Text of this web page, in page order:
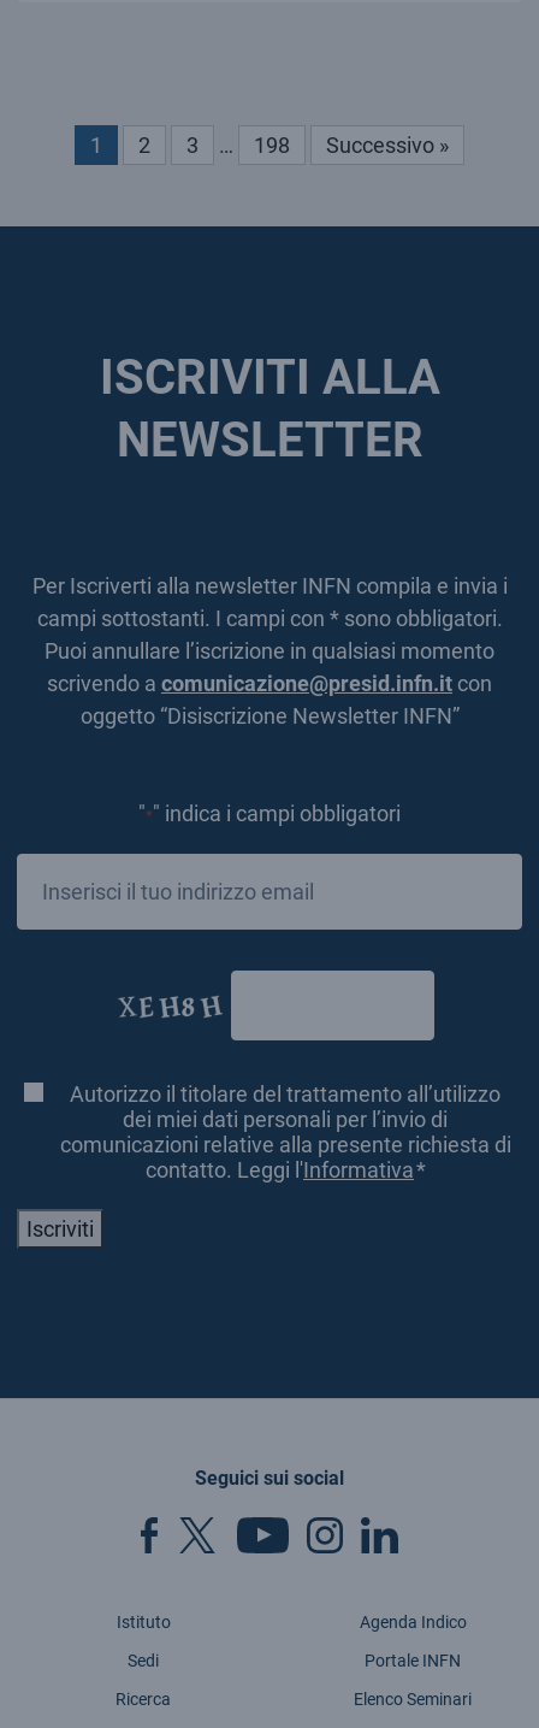
1 2 3 … 198 Successivo »
ISCRIVITI ALLA
NEWSLETTER
Per Iscriverti alla newsletter INFN compila e invia i
campi sottostanti. I campi con * sono obbligatori.
Puoi annullare l’iscrizione in qualsiasi momento
scrivendo a comunicazione@presid.infn.it con
oggetto “Disiscrizione Newsletter INFN”
"*" indica i campi obbligatori
Consenso*
Autorizzo il titolare del trattamento all’utilizzo
dei miei dati personali per l’invio di
comunicazioni relative alla presente richiesta di
contatto. Leggi l'Informativa*
Iscriviti
Seguici sui social
Istituto
Sedi
Ricerca
Agenda Indico
Portale INFN
Elenco Seminari